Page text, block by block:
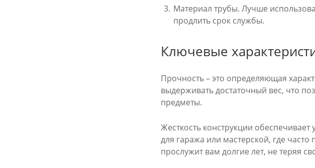
Материал трубы. Лучше
продлить срок службы.
Ключевые
Прочность – это определяющая
выдерживать достаточный вес, что
предметы.
Жесткость конструкции
для гаража или мастерской, где
прослужит вам долгие лет, не теряя